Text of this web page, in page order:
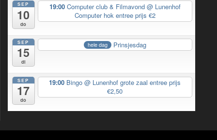
SEP
10
do
19:00 Computer club & Filmavond @ Lunenhof
Computer hok entree prijs €2
SEP
15
di
hele dag Prinsjesdag
SEP
17
do
19:00 Bingo@ Lunenhof grote zaal entree prijs
€2,50